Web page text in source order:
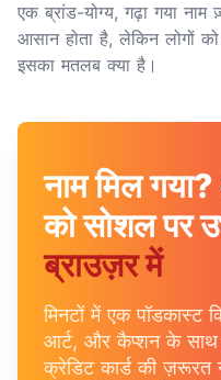
एक ब्रांड-योग्य, गढ़ा गया नाम
आसान होता है, लेकिन लोगों
इसका मतलब क्या है।
नाम मिल
को सोशल पर
ब्राउज़र में
मिनटों में एक पॉडकास्ट
आर्ट, और कैप्शन के साथ
क्रेडिट कार्ड की ज़रूरत